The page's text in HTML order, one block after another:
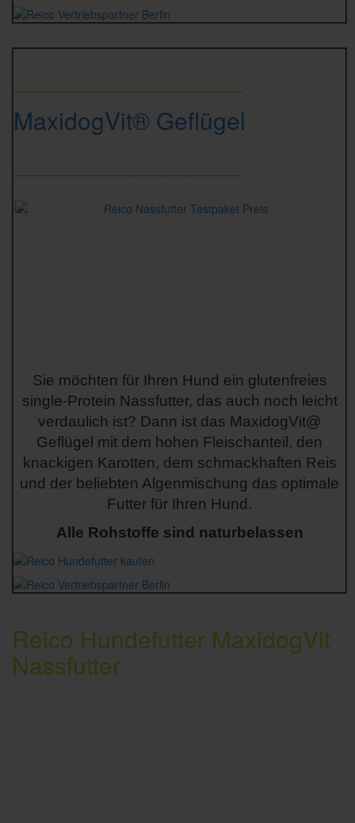
MaxidogVit® Geflügel
Sie möchten für Ihren Hund ein glutenfreies
single-Protein Nassfutter, das auch noch leicht
verdaulich ist? Dann ist das MaxidogVit@
Geflügel mit dem hohen Fleischanteil, den
knackigen Karotten, dem schmackhaften Reis
und der beliebten Algenmischung das optimale
Futter für Ihren Hund.
Alle Rohstoffe sind naturbelassen
Reico Hundefutter MaxidogVit
Nassfutter